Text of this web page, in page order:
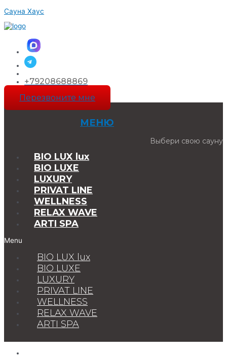
Перейти
содержимому
Сауна Хаус
+79208688869
Перезвоните мне
МЕНЮ
Выбери свою сауну
BIO LUX lux
BIO LUXE
LUXURY
PRIVAT LINE
WELLNESS
RELAX WAVE
ARTI SPA
Menu
BIO LUX lux
BIO LUXE
LUXURY
PRIVAT LINE
WELLNESS
RELAX WAVE
ARTI SPA